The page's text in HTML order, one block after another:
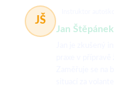
JŠ
Jan Štěpánek